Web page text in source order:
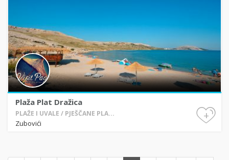
Plaža Plat Dražica
PLAŽE I UVALE / PJEŠČANE PLA...
Zubovići
+